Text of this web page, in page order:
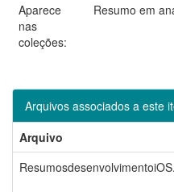
Aparece
nas
coleções:
Resumo em
Arquivos associados a este
Arquivo